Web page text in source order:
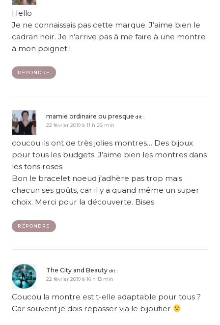
Hello
Je ne connaissais pas cette marque. J’aime bien le
cadran noir. Je n’arrive pas à me faire à une montre
à mon poignet !
RÉPONDRE
mamie ordinaire ou presque dit :
22 février 2019 à 11 h 28 min
coucou ils ont de très jolies montres… Des bijoux
pour tous les budgets. J’aime bien les montres dans
les tons roses
Bon le bracelet noeud j’adhère pas trop mais
chacun ses goûts, car il y a quand même un super
choix. Merci pour la découverte. Bises
RÉPONDRE
The City and Beauty dit :
22 février 2019 à 16 h 13 min
Coucou la montre est t-elle adaptable pour tous ?
Car souvent je dois repasser via le bijoutier